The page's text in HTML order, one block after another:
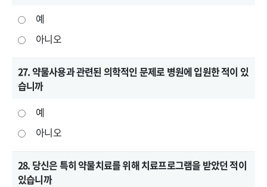
예
아니오
27. 약물사용과 관련된 의학적인 문제로 병원에 입원한 적이 있
습니까
예
아니오
28. 당신은 특히 약물치료를 위해 치료프로그램을 받았던 적이
있습니까